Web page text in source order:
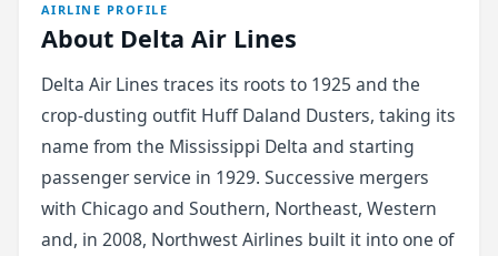
AIRLINE PROFILE
About Delta Air Lines
Delta Air Lines traces its roots to 1925 and the
crop-dusting outfit Huff Daland Dusters, taking its
name from the Mississippi Delta and starting
passenger service in 1929. Successive mergers
with Chicago and Southern, Northeast, Western
and, in 2008, Northwest Airlines built it into one of